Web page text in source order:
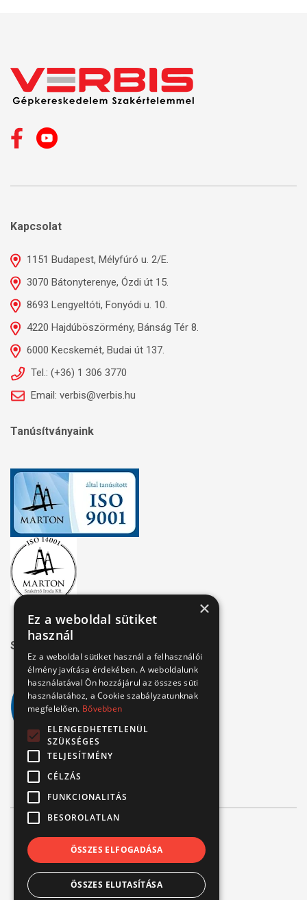
Kapcsolat
1151 Budapest, Mélyfúró u. 2/E.
3070 Bátonyterenye, Ózdi út 15.
8693 Lengyeltóti, Fonyódi u. 10.
4220 Hajdúböszörmény, Bánság Tér 8.
6000 Kecskemét, Budai út 137.
Tel.: (+36) 1 306 3770
Email: verbis@verbis.hu
Tanúsítványaink
Széchenyi 2020
© Verbis Kft 2026
ÁSZF
Adatvédelem
×
Ez a weboldal sütiket
használ
Ez a weboldal sütiket használ a felhasználói
élmény javítása érdekében. A weboldalunk
használatával Ön hozzájárul az összes süti
használatához, a Cookie szabályzatunknak
megfelelően. Bővebben
ELENGEDHETETLENÜL
SZÜKSÉGES
TELJESÍTMÉNY
CÉLZÁS
FUNKCIONALITÁS
BESOROLATLAN
ÖSSZES ELFOGADÁSA
ÖSSZES ELUTASÍTÁSA